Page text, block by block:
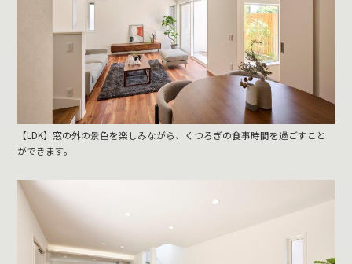
【LDK】窓の外の景色を楽しみながら、くつろぎの食事時間を過ごすこと
ができます。